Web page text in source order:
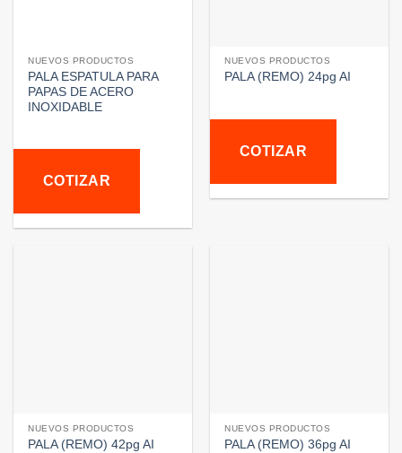
NUEVOS PRODUCTOS
PALA ESPATULA PARA
PAPAS DE ACERO
INOXIDABLE
COTIZAR
NUEVOS PRODUCTOS
PALA (REMO) 24pg AI
COTIZAR
NUEVOS PRODUCTOS
PALA (REMO) 42pg AI
NUEVOS PRODUCTOS
PALA (REMO) 36pg AI